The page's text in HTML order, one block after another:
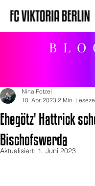
Ehegötz' Hattrick
Bischofswerda
Nina Potzel
10. Apr. 2023 2 Min.
Aktualisiert: 1. Juni 2023